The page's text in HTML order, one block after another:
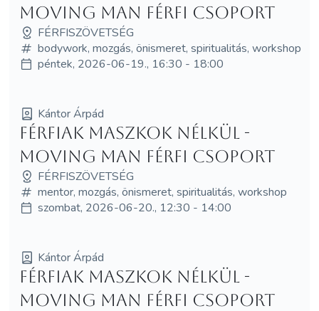
Moving Man férfi csoport
FÉRFISZÖVETSÉG
bodywork, mozgás, önismeret, spiritualitás, workshop
péntek, 2026-06-19., 16:30 - 18:00
Kántor Árpád
Férfiak maszkok nélkül -
Moving Man férfi csoport
FÉRFISZÖVETSÉG
mentor, mozgás, önismeret, spiritualitás, workshop
szombat, 2026-06-20., 12:30 - 14:00
Kántor Árpád
Férfiak maszkok nélkül -
Moving Man férfi csoport